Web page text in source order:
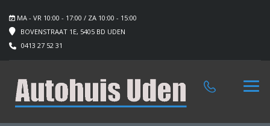
MA - VR 10:00 - 17:00 / ZA 10:00 - 15:00
BOVENSTRAAT 1E, 5405 BD UDEN
0413 27 52 31